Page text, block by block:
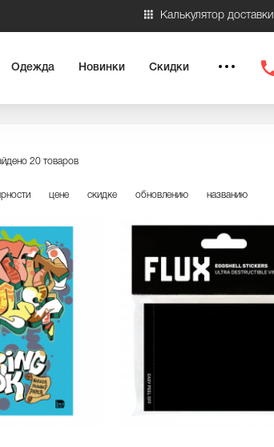
Калькулятор доставки
Одежда Новинки Скидки
20 товаров
цене скидке обновлению названию